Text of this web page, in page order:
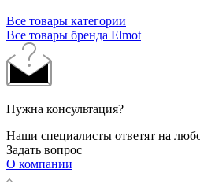
Все товары категории
Все товары бренда Elmot
Нужна консультация?
Наши специалисты ответят на
Задать вопрос
О компании